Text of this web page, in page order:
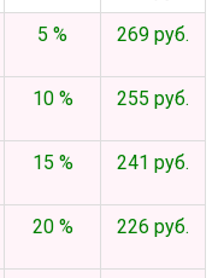
5 % 269 руб.
10 % 255 руб.
15 % 241 руб.
20 % 226 руб.